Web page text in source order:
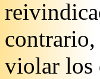
violar los